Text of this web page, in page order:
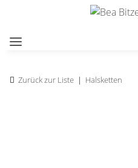
Zurück zur Liste Halsketten